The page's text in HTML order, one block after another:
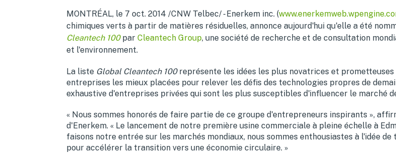
MONTRÉAL, le 7 oct. 2014 /CNW Telbec/ - Enerkem inc. (
chimiques verts à partir de matières résiduelles, annonce aujourd'hui qu'elle a été
Cleantech 100 par Cleantech Group, une société de recherche et de consultation
et l'environnement.
La liste Global Cleantech 100 représente les idées les plus novatrices et
entreprises les mieux placées pour relever les défis des technologies propres de
exhaustive d'entreprises privées qui sont les plus susceptibles d'influencer le marché
« Nous sommes honorés de faire partie de ce groupe d'entrepreneurs inspirants »,
d'Enerkem. « Le lancement de notre première usine commerciale à pleine échelle à
faisons notre entrée sur les marchés mondiaux, nous sommes enthousiastes à l'idée
pour accélérer la transition vers une économie circulaire. »